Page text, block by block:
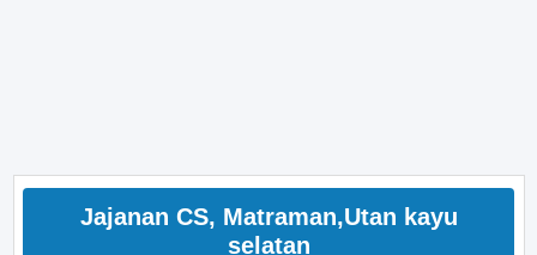
Jajanan CS, Matraman,Utan kayu
selatan